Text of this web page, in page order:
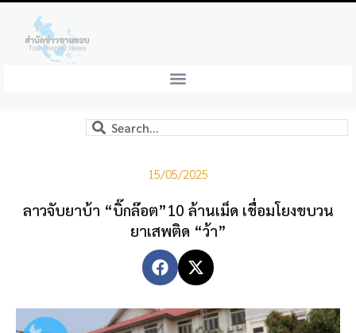
15/05/2025
ลาวจับยาบ้า “บิ๊กล๊อต”10 ล้านเม็ด เชื่อมโยงขบวน
ยาเสพติด “ว้า”